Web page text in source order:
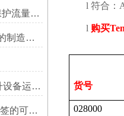
Blacoh脉冲阻尼器如何保护流量计、压力开关和管路附件？
胜佰德Sandpiper隔膜泵的制造工艺和技术难点
Zero-Max联轴器如何提升设备运行精度？
提高Crosstex灭菌指示标签的可见性和识别度的方法
l 符合：
l 购买
货号
028000